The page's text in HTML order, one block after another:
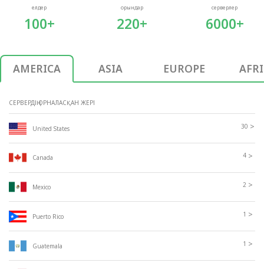
елдер
100+
орындар
220+
серверлер
6000+
AMERICA ASIA EUROPE
СЕРВЕРДІҢ ОРНАЛАСҚАН ЖЕРІ
United States 30 >
Canada 4 >
Mexico 2 >
Puerto Rico 1 >
Guatemala 1 >